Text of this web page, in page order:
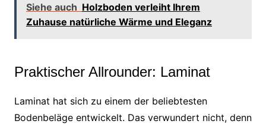
Siehe auch Holzboden verleiht Ihrem
Zuhause natürliche Wärme und Eleganz
Praktischer Allrounder: Laminat
Laminat hat sich zu einem der beliebtesten
Bodenbeläge entwickelt. Das verwundert nicht, denn